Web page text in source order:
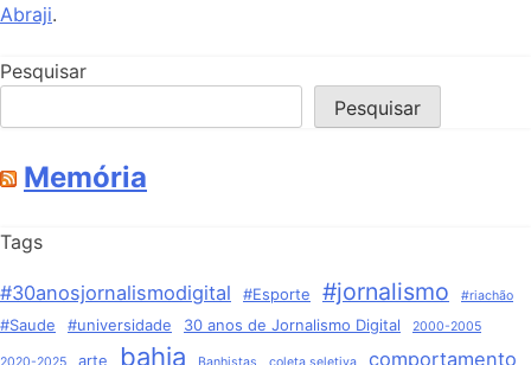
Abraji.
Pesquisar
Pesquisar
Memória
Tags
#30anosjornalismodigital #Esporte #jornalismo #riachão
#Saude #universidade 30 anos de Jornalismo Digital 2000-2005
2020-2025 arte bahia Banhistas coleta seletiva comportamento